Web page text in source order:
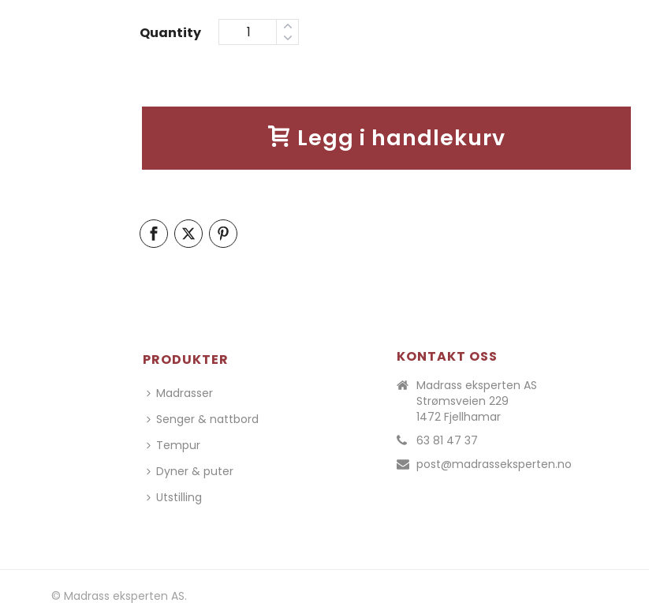
Quantity
Legg i handlekurv
PRODUKTER
Madrasser
Senger & nattbord
Tempur
Dyner & puter
Utstilling
KONTAKT OSS
Madrass eksperten AS
Strømsveien 229
1472 Fjellhamar
63 81 47 37
post@madrasseksperten.no
© Madrass eksperten AS.